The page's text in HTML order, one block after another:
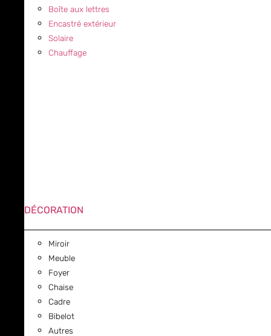
Boîte aux lettres
Encastré extérieur
Solaire
Chauffage
DÉCORATION
Miroir
Meuble
Foyer
Chaise
Cadre
Bibelot
Autres